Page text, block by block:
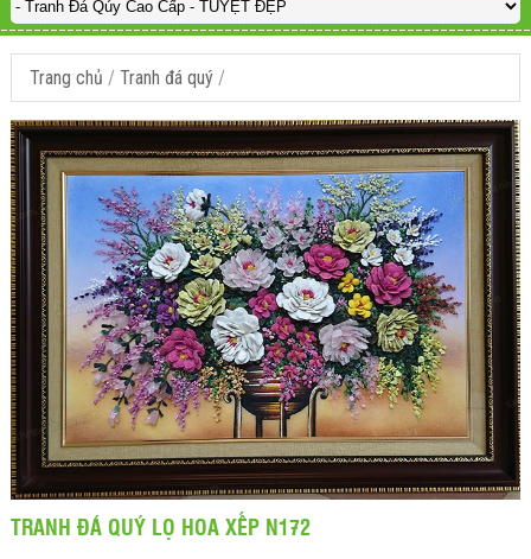
Trang chủ / Tranh đá quý/
TRANH ĐÁ QUÝ LỌ HOA XẾP N172